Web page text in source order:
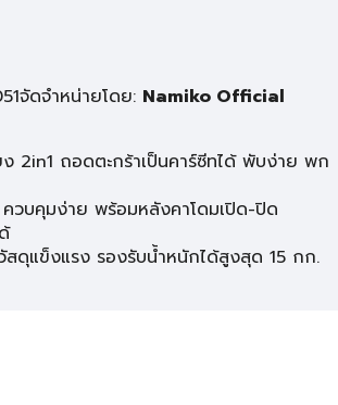
จัดจำหน่ายโดย: Namiko Official
ง 2in1 ถอดตะกร้าเป็นคาร์ซีทได้ พับง่าย พก
วบคุมง่าย พร้อมหลังคาโดมเปิด-ปิด
สดุแข็งแรง รองรับน้ำหนักได้สูงสุด 15 กก.